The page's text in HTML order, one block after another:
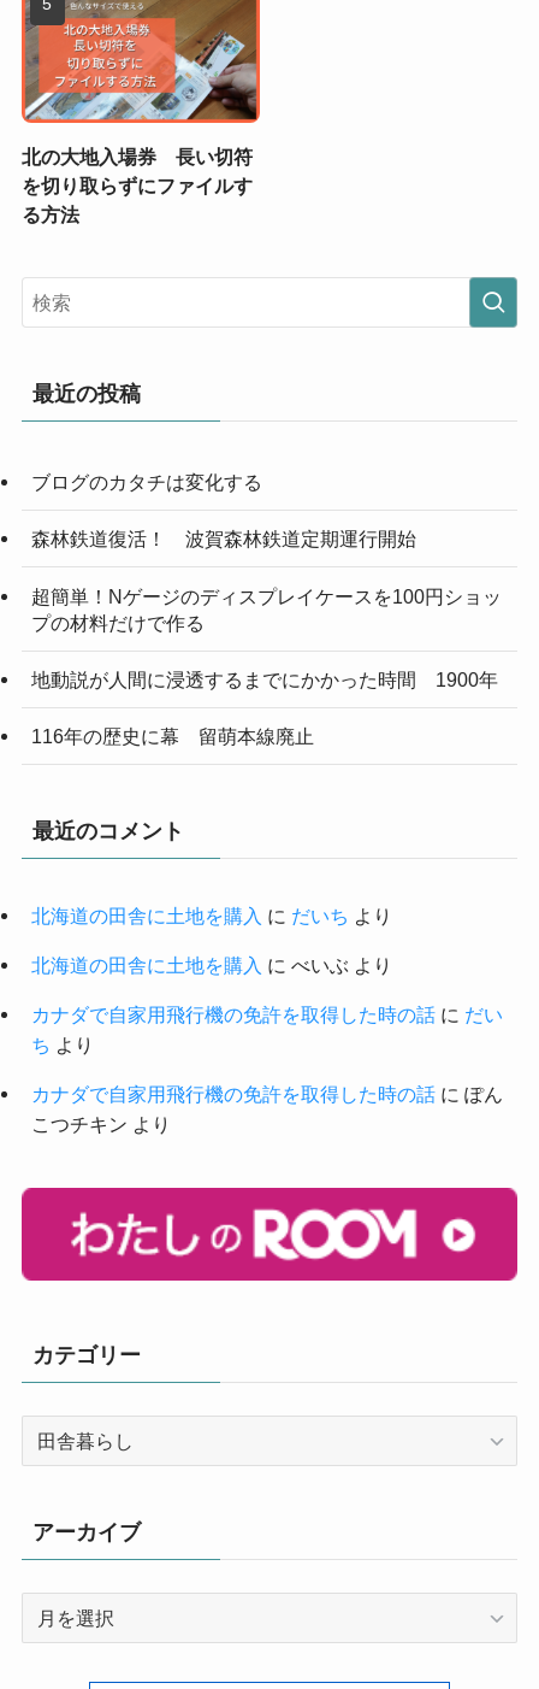
北の大地入場券 長い切符
を切り取らずにファイルす
る方法
最近の投稿
ブログのカタチは変化する
森林鉄道復活！ 波賀森林鉄道定期運行開始
超簡単！Nゲージのディスプレイケースを100円ショッ
プの材料だけで作る
地動説が人間に浸透するまでにかかった時間 1900年
116年の歴史に幕 留萌本線廃止
最近のコメント
北海道の田舎に土地を購入 に だいち より
北海道の田舎に土地を購入 に べいぶ より
カナダで自家用飛行機の免許を取得した時の話に だい
ち より
カナダで自家用飛行機の免許を取得した時の話に ぽん
こつチキン より
カテゴリー
カ
リ
ー
アーカイブ